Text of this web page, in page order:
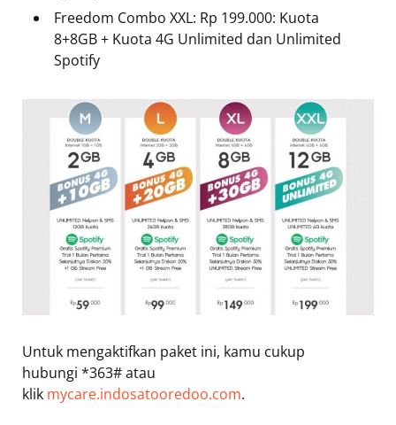
Freedom Combo XXL: Rp 199.000: Kuota
8+8GB + Kuota 4G Unlimited dan Unlimited
Spotify
Untuk mengaktifkan paket ini, kamu cukup
hubungi *363# atau
klik mycare.indosatooredoo.com.